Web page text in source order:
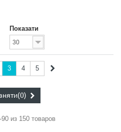
Показати
из 150 товаров
3 4 5
(0)